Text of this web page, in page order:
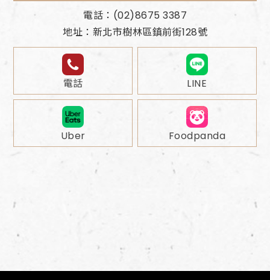
電話：(02)8675 3387
地址：新北市樹林區鎮前街128號
電話 LINE
Uber Foodpanda